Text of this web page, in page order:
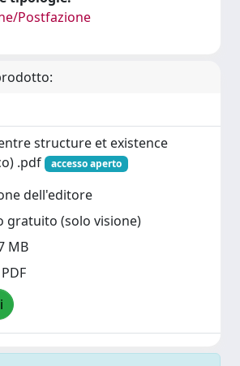
Postfazione
structure et existence
.pdf
accesso aperto
dell'editore
gratuito (solo visione)
MB